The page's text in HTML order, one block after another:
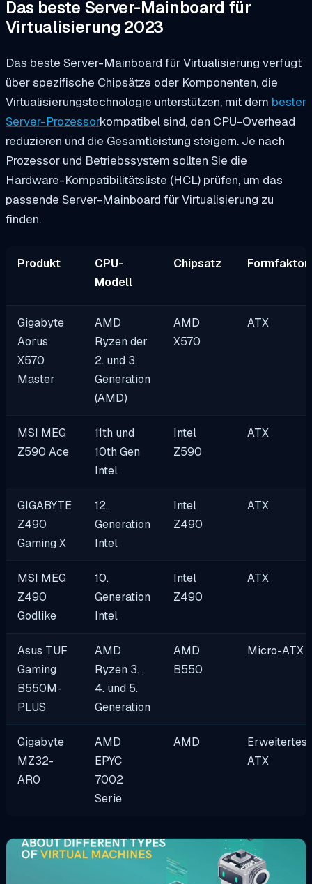
Das beste Server-Mainboard für
Virtualisierung 2023
Das beste Server-Mainboard für Virtualisierung verfügt
über spezifische Chipsätze oder Komponenten, die
Virtualisierungstechnologie unterstützen, mit dem bester
Server-Prozessorkompatibel sind, den CPU-Overhead
reduzieren und die Gesamtleistung steigern. Je nach
Prozessor und Betriebssystem sollten Sie die
Hardware-Kompatibilitätsliste (HCL) prüfen, um das
passende Server-Mainboard für Virtualisierung zu
finden.
Produkt
CPU-
Modell
Chipsatz Formfaktor
Gigabyte
Aorus
X570
Master
AMD
Ryzen der
2. und 3.
Generation
(AMD)
AMD
X570
ATX
MSI MEG
Z590 Ace
11th und
10th Gen
Intel
Intel
Z590
ATX
GIGABYTE
Z490
Gaming X
12.
Generation
Intel
Intel
Z490
ATX
MSI MEG
Z490
Godlike
10.
Generation
Intel
Intel
Z490
ATX
Asus TUF
Gaming
B550M-
PLUS
AMD
Ryzen 3. ,
4. und 5.
Generation
AMD
B550
Micro-ATX
Gigabyte
MZ32-
AR0
AMD
EPYC
7002
Serie
AMD
Erweitertes
ATX